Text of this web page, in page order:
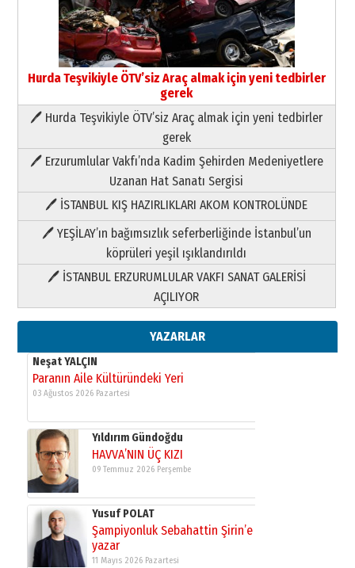
Hurda Teşvikiyle ÖTV’siz Araç almak için yeni tedbirler
gerek
🖊 Hurda Teşvikiyle ÖTV’siz Araç almak için yeni tedbirler
gerek
🖊 Erzurumlular Vakfı’nda Kadim Şehirden Medeniyetlere
Uzanan Hat Sanatı Sergisi
🖊 İSTANBUL KIŞ HAZIRLIKLARI AKOM KONTROLÜNDE
🖊 YEŞİLAY’ın bağımsızlık seferberliğinde İstanbul’un
köprüleri yeşil ışıklandırıldı
🖊 İSTANBUL ERZURUMLULAR VAKFI SANAT GALERİSİ
AÇILIYOR
YAZARLAR
Paranın Aile Kültüründeki Yeri
03 Ağustos 2026 Pazartesi
Yıldırım Gündoğdu
HAVVA’NIN ÜÇ KIZI
09 Temmuz 2026 Perşembe
Yusuf POLAT
Şampiyonluk Sebahattin Şirin’e
yazar
11 Mayıs 2026 Pazartesi
Neşat YALÇIN
Paranın Aile Kültüründeki Yeri
03 Ağustos 2026 Pazartesi
Yıldırım Gündoğdu
HAVVA’NIN ÜÇ KIZI
09 Temmuz 2026 Perşembe
Yusuf POLAT
Şampiyonluk Sebahattin Şirin’e
yazar
11 Mayıs 2026 Pazartesi